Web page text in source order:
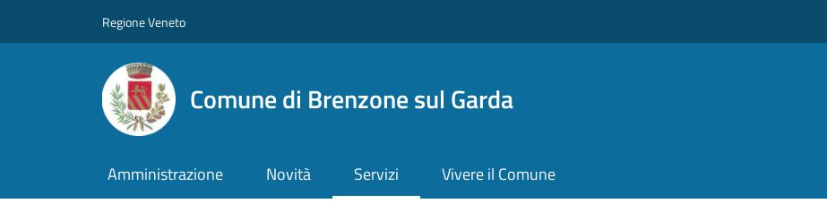
Regione Veneto
Comune di Brenzone sul Garda
Amministrazione Novità Servizi Vivere il Comune